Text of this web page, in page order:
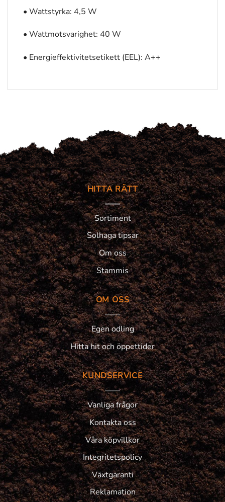
• Wattstyrka: 4,5 W
• Wattmotsvarighet: 40 W
• Energieffektivitetsetikett (EEL): A++
HITTA RÄTT
Sortiment
Solhaga tipsar
Om oss
Stammis
OM OSS
Egen odling
Hitta hit och öppettider
KUNDSERVICE
Vanliga frågor
Kontakta oss
Våra köpvillkor
Integritetspolicy
Växtgaranti
Reklamation